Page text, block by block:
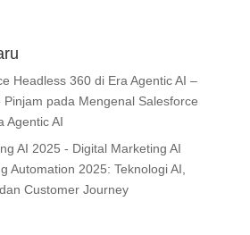
Headless 360 di Era Agentic AI –
Pinjam pada Mengenal Salesforce
Agentic AI
AI 2025 - Digital Marketing AI
Automation 2025: Teknologi AI,
Customer Journey